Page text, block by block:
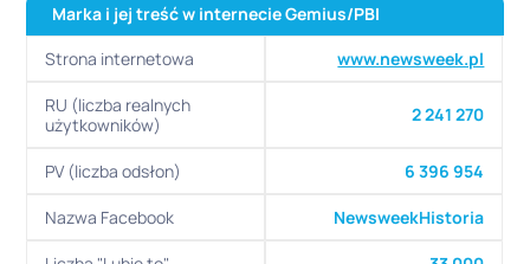
Marka i jej treść w internecieGemius/PBI
Strona internetowa
www.newsweek.pl
RU (liczba realnych
użytkowników)
2 241 270
PV (liczba odsłon) 6 396 954
Nazwa Facebook NewsweekHistoria